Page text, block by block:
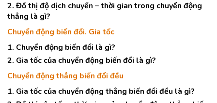
2. Đồ thị độ dịch chuyển – thời gian trong chuyển động
thẳng là gì?
Chuyển động biến đổi. Gia tốc
1. Chuyển động biến đổi là gì?
2. Gia tốc của chuyển động biến đổi là gì?
Chuyển động thẳng biến đổi đều
1. Gia tốc của chuyển động thẳng biến đổi đều là gì?